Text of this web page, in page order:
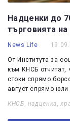
Надценки до
търговията
News Life
От Института за
към КНСБ отчитат,
стоки спрямо
август спрямо юли
КНСБ надценка